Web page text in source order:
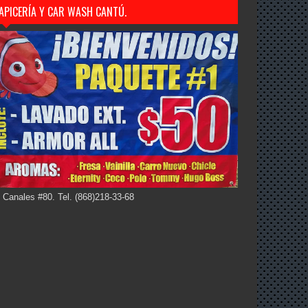
Y CAR WASH CANTÚ.
Canales #80. Tel. (868)218-33-68